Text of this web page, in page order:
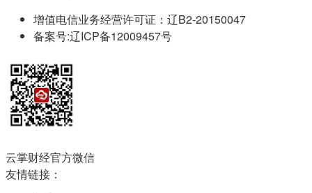
增值电信业务经营许可证：辽B2-20150047
备案号:辽ICP备12009457号
云掌财经官方微信
友情链接：